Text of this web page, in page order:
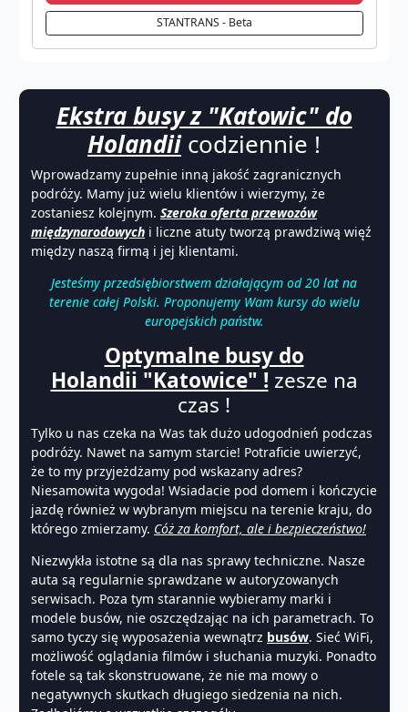
STANTRANS - Beta
Ekstra busy z "Katowic" do
Holandiicodziennie !
Wprowadzamy zupełnie inną jakość zagranicznych
podróży. Mamy już wielu klientów i wierzymy, że
zostaniesz kolejnym. Szeroka oferta przewozów
międzynarodowych i liczne atuty tworzą prawdziwą więź
między naszą firmą i jej klientami.
Jesteśmy przedsiębiorstwem działającym od 20 lat na
terenie całej Polski. Proponujemy Wam kursy do wielu
europejskich państw.
Optymalne busy do
Holandii "Katowice" !zesze na
czas !
Tylko u nas czeka na Was tak dużo udogodnień podczas
podróży. Nawet na samym starcie! Potraficie uwierzyć,
że to my przyjeżdżamy pod wskazany adres?
Niesamowita wygoda! Wsiadacie pod domem i kończycie
jazdę również w wybranym miejscu na terenie kraju, do
którego zmierzamy. Cóż za komfort, ale i bezpieczeństwo!
Niezwykła istotne są dla nas sprawy techniczne. Nasze
auta są regularnie sprawdzane w autoryzowanych
serwisach. Poza tym starannie wybieramy marki i
modele busów, nie oszczędzając na ich parametrach. To
samo tyczy się wyposażenia wewnątrz busów. Sieć WiFi,
możliwość oglądania filmów i słuchania muzyki. Ponadto
fotele są tak skonstruowane, że nie ma mowy o
negatywnych skutkach długiego siedzenia na nich.